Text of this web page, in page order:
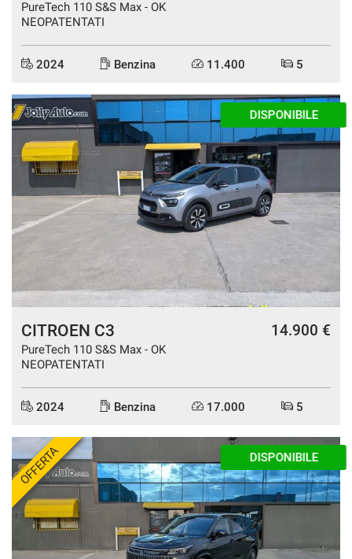
PureTech 110 S&S Max - OK
NEOPATENTATI
2024 Benzina 11.400 5
DISPONIBILE
CITROEN C3
PureTech 110 S&S Max - OK
NEOPATENTATI
14.900 €
2024 Benzina 17.000 5
OFFERTA DISPONIBILE